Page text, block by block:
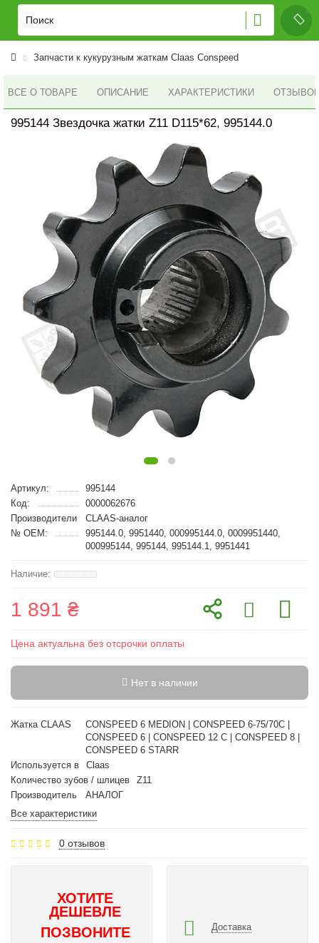
Запчасти к кукурузным жаткам Claas Conspeed
ВСЕ О ТОВАРЕ ОПИСАНИЕ ХАРАКТЕРИСТИКИ ОТЗЫВОВ
995144 Звездочка жатки Z11 D115*62, 995144.0
Артикул:
995144
Код:
0000062676
Производители
CLAAS-аналог
№ OEM:
995144.0, 9951440, 000995144.0, 0009951440,
000995144, 995144, 995144.1, 9951441
1 891 ₴
Цена актуальна без отсрочки оплаты
Нет в наличии
Жатка CLAAS
CONSPEED 6 MEDION | CONSPEED 6-75/70C |
CONSPEED 6 | CONSPEED 12 С | CONSPEED 8 |
CONSPEED 6 STARR
Используется в
Claas
Количество зубов / шлицев
Z11
Производитель
АНАЛОГ
Все характеристики
0 отзывов
ХОТИТЕ
ДЕШЕВЛЕ
ПОЗВОНИТЕ
Доставка